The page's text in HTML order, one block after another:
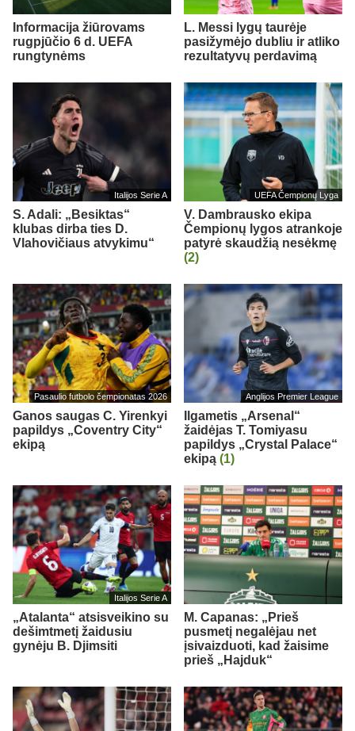
Informacija žiūrovams
rugpjūčio 6 d. UEFA
rungtynėms
L. Messi lygų taurėje
pasižymėjo dubliu ir atliko
rezultatyvų perdavimą
Italijos Serie A
S. Adali: „Besiktas“
klubas dirba ties D.
Vlahovičiaus atvykimu“
UEFA Čempionų Lyga
V. Dambrausko ekipa
Čempionų lygos atrankoje
patyrė skaudžią nesėkmę
(2)
Pasaulio futbolo čempionatas 2026
Ganos saugas C. Yirenkyi
papildys „Coventry City“
ekipą
Anglijos Premier League
Ilgametis „Arsenal“
žaidėjas T. Tomiyasu
papildys „Crystal Palace“
ekipą (1)
Italijos Serie A
„Atalanta“ atsisveikino su
dešimtmetį žaidusiu
gynėju B. Djimsiti
M. Capanas: „Prieš
pusmetį negalėjau net
įsivaizduoti, kad žaisime
prieš „Hajduk“